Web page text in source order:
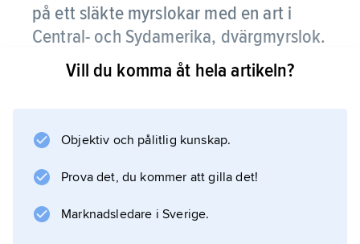
på ett släkte myrslokar med en art i
Central- och Sydamerika, dvärgmyrslok.
Information om artikeln
Vill du komma åt hela artikeln?
Objektiv och pålitlig kunskap.
Prova det, du kommer att gilla det!
Marknadsledare i Sverige.